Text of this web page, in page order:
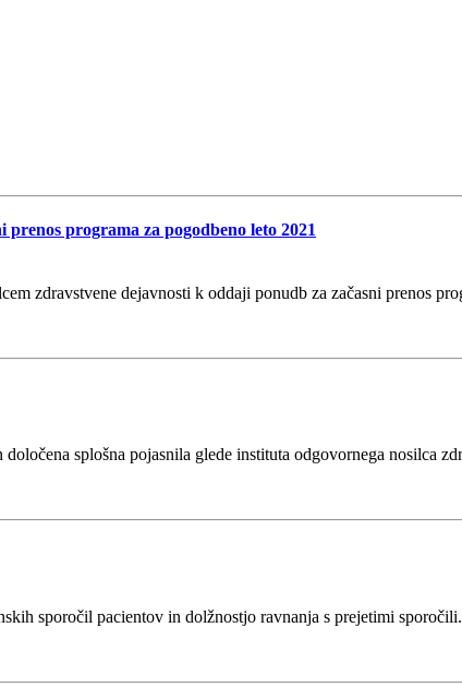
programa za pogodbeno leto 2021
zdravstvene dejavnosti k oddaji ponudb za začasni prenos
splošna pojasnila glede instituta odgovornega nosilca
sporočil pacientov in dolžnostjo ravnanja s prejetimi sporočili.